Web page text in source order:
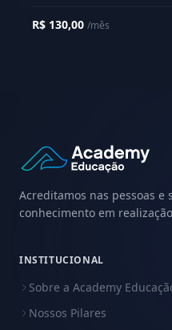
R$ 130,00 /mês
Acreditamos nas pessoas
conhecimento em
INSTITUCIONAL
Sobre a Academy
Nossos Pilares